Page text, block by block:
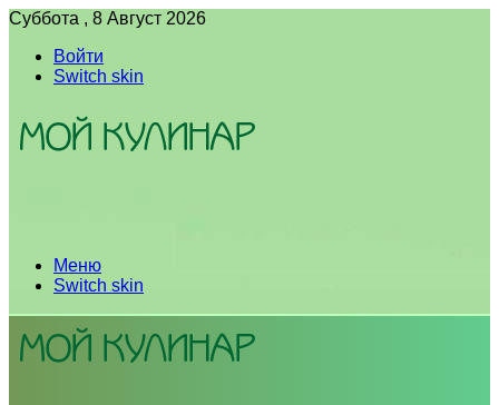
Суббота , 8 Август 2026
Войти
Switch skin
Меню
Switch skin